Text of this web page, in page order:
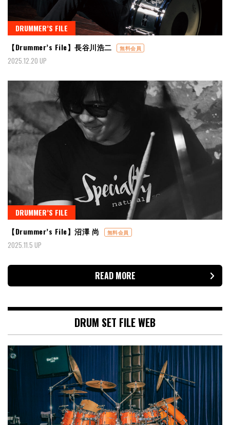
DRUMMER’S FILE
【Drummer’s File】長谷川浩二
無料会員
2025.12.20 UP
DRUMMER’S FILE
【Drummer’s File】沼澤 尚
無料会員
2025.11.5 UP
READ MORE
DRUM SET FILE WEB